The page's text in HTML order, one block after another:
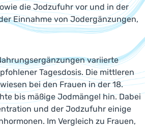
die Jodzufuhr vor und in der
Einnahme von Jodergänzungen,
variierte
Tagesdosis. Die mittleren
bei den Frauen in der 18.
bis mäßige Jodmängel hin. Dabei
und der Jodzufuhr einige
Im Vergleich zu Frauen,